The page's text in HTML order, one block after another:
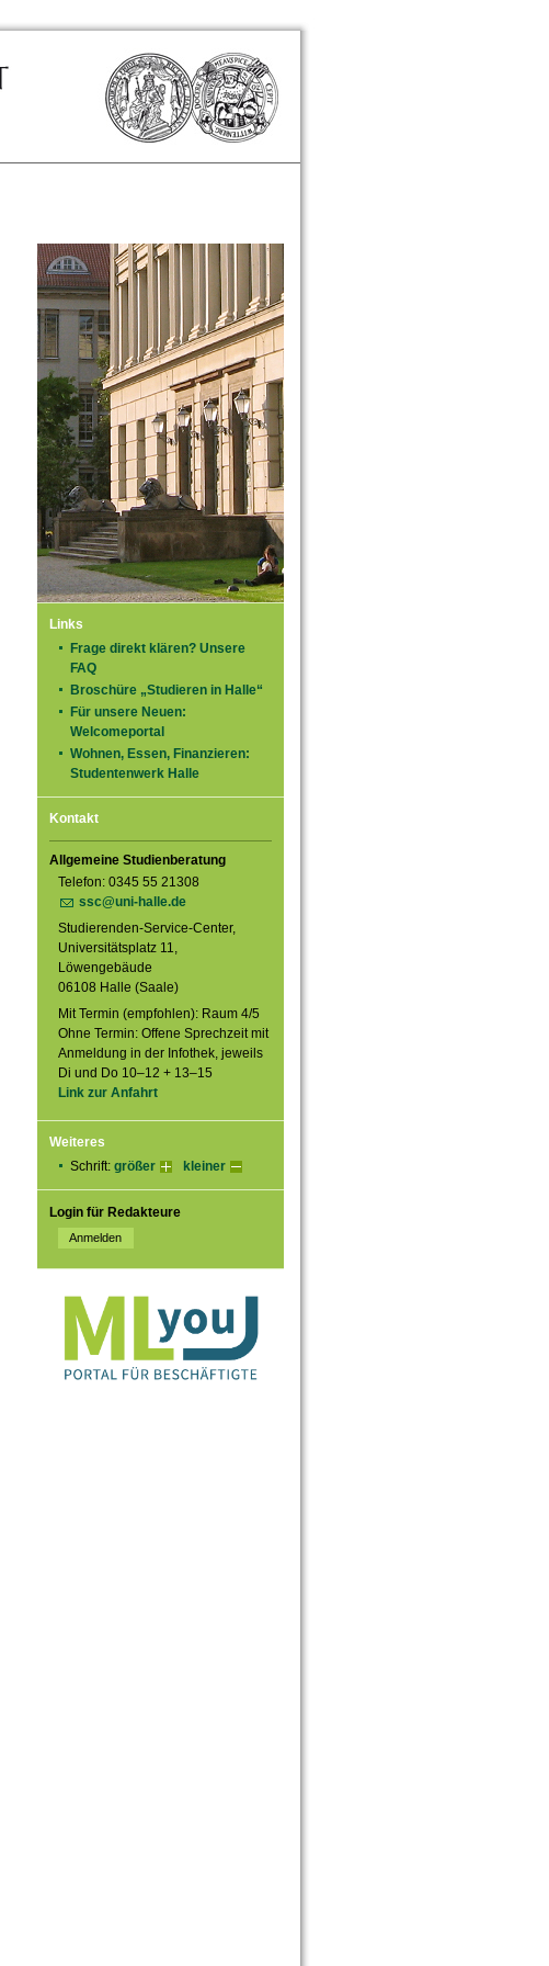
Links
Frage direkt klären? Unsere
FAQ
Broschüre „Studieren in Halle“
Für unsere Neuen:
Welcomeportal
Wohnen, Essen, Finanzieren:
Studentenwerk Halle
Kontakt
Allgemeine Studienberatung
Telefon: 0345 55 21308
ssc@uni-halle.de
Studierenden-Service-Center,
Universitätsplatz 11,
Löwengebäude
06108 Halle (Saale)
Mit Termin (empfohlen): Raum 4/5
Ohne Termin: Offene Sprechzeit mit
Anmeldung in der Infothek, jeweils
Di und Do 10–12 + 13–15
Link zur Anfahrt
Weiteres
Schrift: größer kleiner
Login für Redakteure